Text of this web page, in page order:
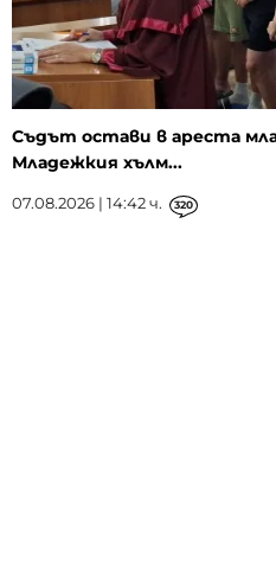
Съдът остави в ареста
Младежкия хълм...
07.08.2026 | 14:42 ч. 320